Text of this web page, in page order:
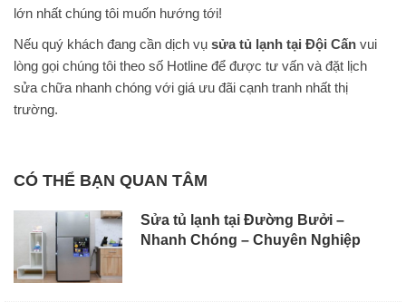
lớn nhất chúng tôi muốn hướng tới!
Nếu quý khách đang cần dịch vụ sửa tủ lạnh tại Đội Cấn vui
lòng gọi chúng tôi theo số Hotline để được tư vấn và đặt lịch
sửa chữa nhanh chóng với giá ưu đãi cạnh tranh nhất thị
trường.
CÓ THỂ BẠN QUAN TÂM
Sửa tủ lạnh tại Đường Bưởi –
Nhanh Chóng – Chuyên Nghiệp